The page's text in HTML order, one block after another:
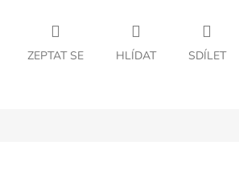
ZEPTAT SE HLÍDAT SDÍLET